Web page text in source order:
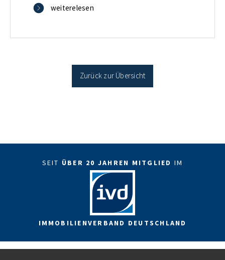
verbilligt: Heutiger Zins bei 0,53 Prozent effektiv bei
Antragstellende verpflichten sich zu energetischer
Sanierung in Einzelmaßnahmen […]
weiterelesen
Zurück zur Übersicht
SEIT ÜBER 20 JAHREN MITGLIED IM
IMMOBILIENVERBAND DEUTSCHLAND